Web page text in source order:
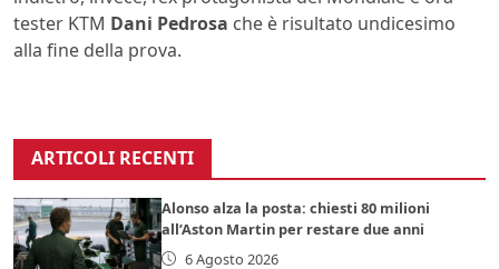
tester KTM Dani Pedrosa che è risultato undicesimo
alla fine della prova.
ARTICOLI RECENTI
Alonso alza la posta: chiesti 80 milioni
all’Aston Martin per restare due anni
6 Agosto 2026